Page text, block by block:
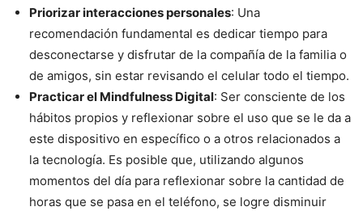
Priorizar interacciones personales: Una
recomendación fundamental es dedicar tiempo para
desconectarse y disfrutar de la compañía de la familia o
de amigos, sin estar revisando el celular todo el tiempo.
Practicar el Mindfulness Digital: Ser consciente de los
hábitos propios y reflexionar sobre el uso que se le da a
este dispositivo en específico o a otros relacionados a
la tecnología. Es posible que, utilizando algunos
momentos del día para reflexionar sobre la cantidad de
horas que se pasa en el teléfono, se logre disminuir